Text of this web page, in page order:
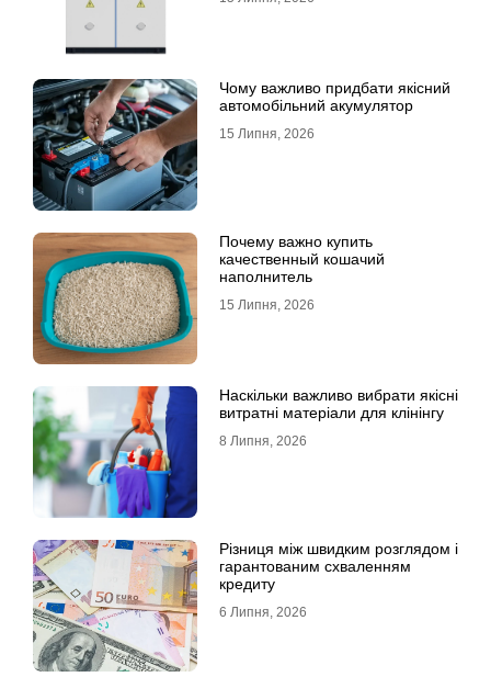
Чому важливо придбати якісний
автомобільний акумулятор
15 Липня, 2026
Почему важно купить
качественный кошачий
наполнитель
15 Липня, 2026
Наскільки важливо вибрати якісні
витратні матеріали для клінінгу
8 Липня, 2026
Різниця між швидким розглядом і
гарантованим схваленням
кредиту
6 Липня, 2026